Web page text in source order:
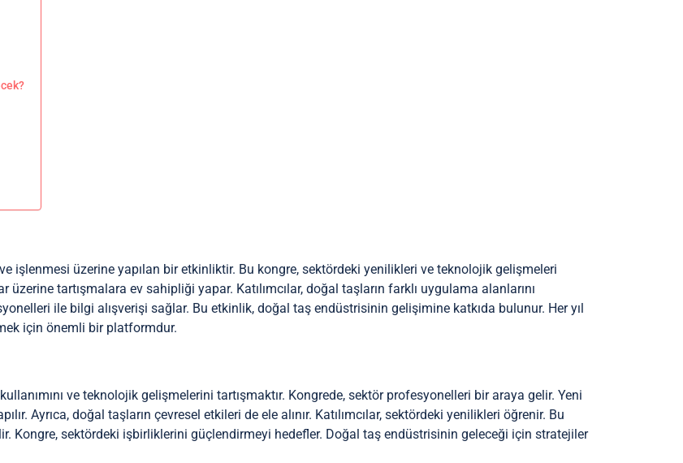
işlenmesi üzerine yapılan bir etkinliktir. Bu kongre, sektördeki yenilikleri ve teknolojik gelişmeleri
üzerine tartışmalara ev sahipliği yapar. Katılımcılar, doğal taşların farklı uygulama alanlarını
ile bilgi alışverişi sağlar. Bu etkinlik, doğal taş endüstrisinin gelişimine katkıda bulunur. Her yıl
için önemli bir platformdur.
ve teknolojik gelişmelerini tartışmaktır. Kongrede, sektör profesyonelleri bir araya gelir. Yeni
Ayrıca, doğal taşların çevresel etkileri de ele alınır. Katılımcılar, sektördeki yenilikleri öğrenir. Bu
Kongre, sektördeki işbirliklerini güçlendirmeyi hedefler. Doğal taş endüstrisinin geleceği için stratejiler